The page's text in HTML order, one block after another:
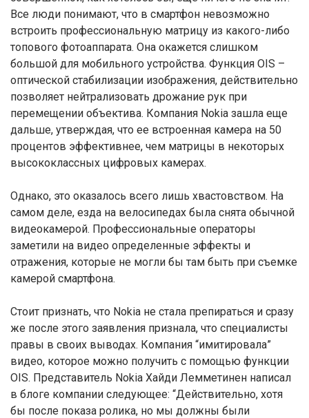
Все люди понимают, что в смартфон невозможно
встроить профессиональную матрицу из какого-либо
топового фотоаппарата. Она окажется слишком
большой для мобильного устройства. Функция OIS –
оптической стабилизации изображения, действительно
позволяет нейтрализовать дрожание рук при
перемещении объектива. Компания Nokia зашла еще
дальше, утверждая, что ее встроенная камера на 50
процентов эффективнее, чем матрицы в некоторых
высококлассных цифровых камерах.
Однако, это оказалось всего лишь хвастовством. На
самом деле, езда на велосипедах была снята обычной
видеокамерой. Профессиональные операторы
заметили на видео определенные эффекты и
отражения, которые не могли бы там быть при съемке
камерой смартфона.
Стоит признать, что Nokia не стала препираться и сразу
же после этого заявления признала, что специалисты
правы в своих выводах. Компания “имитировала”
видео, которое можно получить с помощью функции
OIS. Представитель Nokia Хайди Лемметинен написал
в блоге компании следующее: “Действительно, хотя
бы после показа ролика, но мы должны были